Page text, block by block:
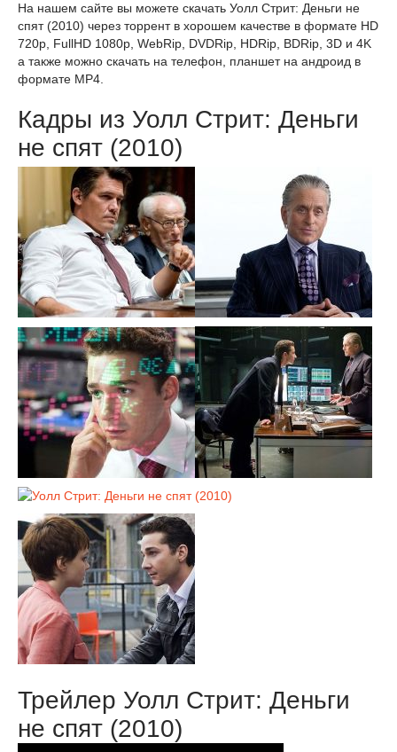
На нашем сайте вы можете скачать Уолл Стрит: Деньги не
спят (2010) через торрент в хорошем качестве в формате HD
720p, FullHD 1080p, WebRip, DVDRip, HDRip, BDRip, 3D и 4K
а также можно скачать на телефон, планшет на андроид в
формате MP4.
Кадры из Уолл Стрит: Деньги
не спят (2010)
Трейлер Уолл Стрит: Деньги
не спят (2010)